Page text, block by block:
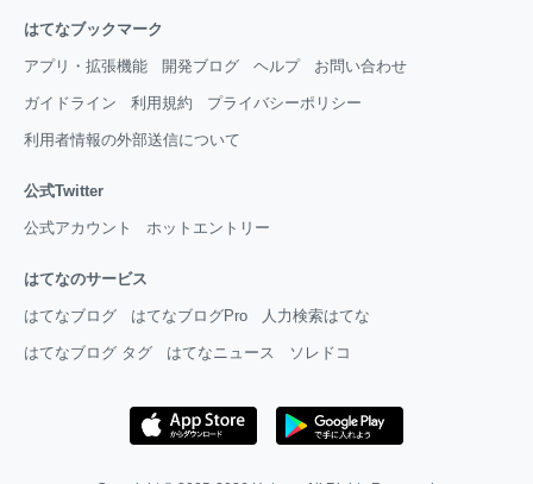
はてなブックマーク
アプリ・拡張機能 開発ブログ ヘルプ お問い合わせ
ガイドライン 利用規約 プライバシーポリシー
利用者情報の外部送信について
公式Twitter
公式アカウント ホットエントリー
はてなのサービス
はてなブログ はてなブログPro 人力検索はてな
はてなブログ タグ はてなニュース ソレドコ